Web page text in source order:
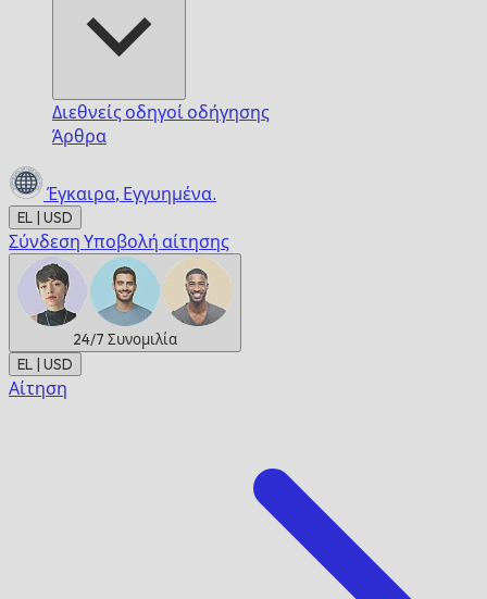
Διεθνείς οδηγοί οδήγησης
Άρθρα
Έγκαιρα, Εγγυημένα.
EL | USD
Σύνδεση Υποβολή αίτησης
24/7 Συνομιλία
EL | USD
Αίτηση